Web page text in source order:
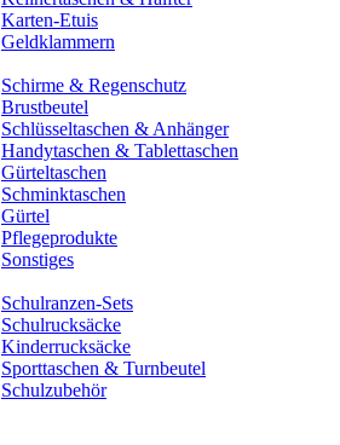
Karten-Etuis
Geldklammern
Schirme & Regenschutz
Brustbeutel
Schlüsseltaschen & Anhänger
Handytaschen & Tablettaschen
Gürteltaschen
Schminktaschen
Gürtel
Pflegeprodukte
Sonstiges
Schulranzen-Sets
Schulrucksäcke
Kinderrucksäcke
Sporttaschen & Turnbeutel
Schulzubehör